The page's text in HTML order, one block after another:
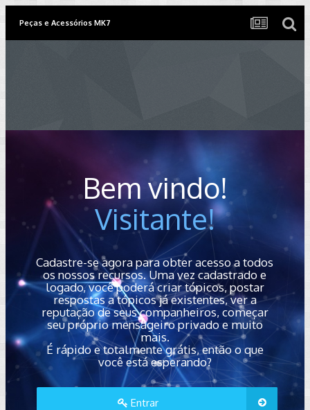
Peças e Acessórios MK7
Bem vindo!
Visitante!
Cadastre-se agora para obter acesso a todos
os nossos recursos. Uma vez cadastrado e
logado, você poderá criar tópicos, postar
respostas a tópicos já existentes, ver a
reputação de seus companheiros, começar
seu próprio mensageiro privado e muito
mais.
É rápido e totalmente grátis, então o que
você está esperando?
Entrar